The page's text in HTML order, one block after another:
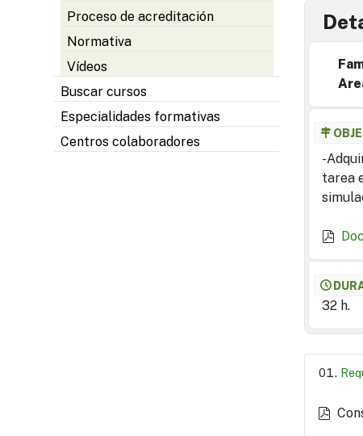
Proceso de acreditación
Normativa
Vídeos
Buscar cursos
Especialidades formativas
Centros colaboradores
-
tarea
32 h.